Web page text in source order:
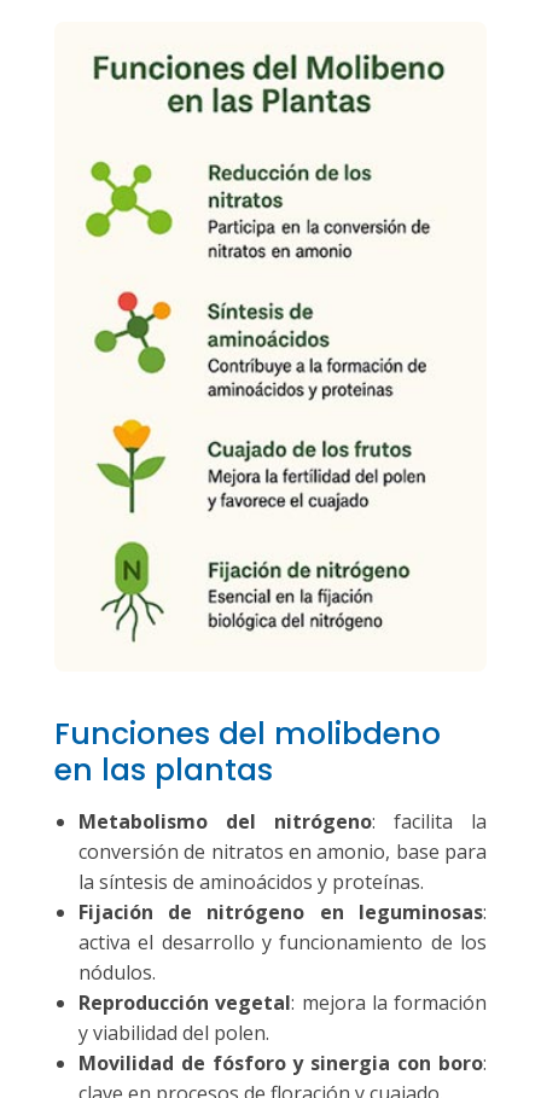
Funciones del molibdeno
en las plantas
Metabolismo del nitrógeno: facilita la
conversión de nitratos en amonio, base para
la síntesis de aminoácidos y proteínas.
Fijación de nitrógeno en leguminosas:
activa el desarrollo y funcionamiento de los
nódulos.
Reproducción vegetal: mejora la formación
y viabilidad del polen.
Movilidad de fósforo y sinergia con boro:
clave en procesos de floración y cuajado.